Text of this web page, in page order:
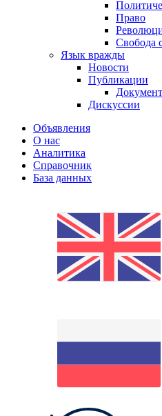
Право
Свобода
Язык вражды
Новости
Публикации
Дискуссии
Объявления
О нас
Аналитика
Справочник
База данных